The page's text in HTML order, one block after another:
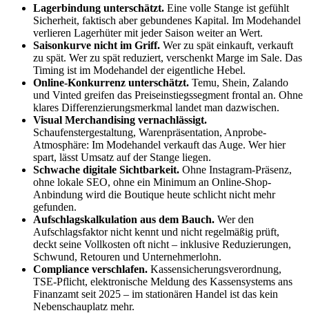
Lagerbindung unterschätzt. Eine volle Stange ist gefühlt
Sicherheit, faktisch aber gebundenes Kapital. Im Modehandel
verlieren Lagerhüter mit jeder Saison weiter an Wert.
Saisonkurve nicht im Griff. Wer zu spät einkauft, verkauft
zu spät. Wer zu spät reduziert, verschenkt Marge im Sale. Das
Timing ist im Modehandel der eigentliche Hebel.
Online-Konkurrenz unterschätzt. Temu, Shein, Zalando
und Vinted greifen das Preiseinstiegssegment frontal an. Ohne
klares Differenzierungsmerkmal landet man dazwischen.
Visual Merchandising vernachlässigt.
Schaufenstergestaltung, Warenpräsentation, Anprobe-
Atmosphäre: Im Modehandel verkauft das Auge. Wer hier
spart, lässt Umsatz auf der Stange liegen.
Schwache digitale Sichtbarkeit. Ohne Instagram-Präsenz,
ohne lokale SEO, ohne ein Minimum an Online-Shop-
Anbindung wird die Boutique heute schlicht nicht mehr
gefunden.
Aufschlagskalkulation aus dem Bauch. Wer den
Aufschlagsfaktor nicht kennt und nicht regelmäßig prüft,
deckt seine Vollkosten oft nicht – inklusive Reduzierungen,
Schwund, Retouren und Unternehmerlohn.
Compliance verschlafen. Kassensicherungsverordnung,
TSE-Pflicht, elektronische Meldung des Kassensystems ans
Finanzamt seit 2025 – im stationären Handel ist das kein
Nebenschauplatz mehr.